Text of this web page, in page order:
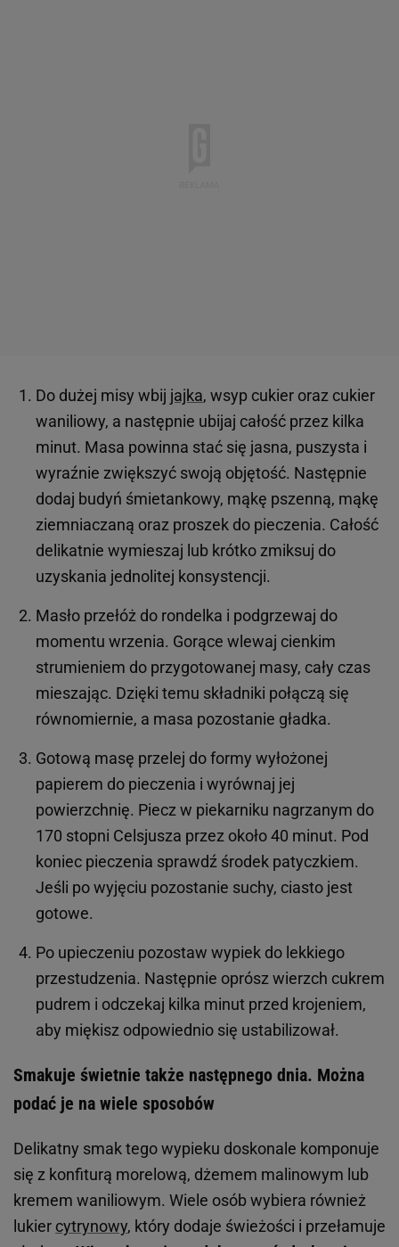
Do dużej misy wbij jajka, wsyp cukier oraz cukier
waniliowy, a następnie ubijaj całość przez kilka
minut. Masa powinna stać się jasna, puszysta i
wyraźnie zwiększyć swoją objętość. Następnie
dodaj budyń śmietankowy, mąkę pszenną, mąkę
ziemniaczaną oraz proszek do pieczenia. Całość
delikatnie wymieszaj lub krótko zmiksuj do
uzyskania jednolitej konsystencji.
Masło przełóż do rondelka i podgrzewaj do
momentu wrzenia. Gorące wlewaj cienkim
strumieniem do przygotowanej masy, cały czas
mieszając. Dzięki temu składniki połączą się
równomiernie, a masa pozostanie gładka.
Gotową masę przelej do formy wyłożonej
papierem do pieczenia i wyrównaj jej
powierzchnię. Piecz w piekarniku nagrzanym do
170 stopni Celsjusza przez około 40 minut. Pod
koniec pieczenia sprawdź środek patyczkiem.
Jeśli po wyjęciu pozostanie suchy, ciasto jest
gotowe.
Po upieczeniu pozostaw wypiek do lekkiego
przestudzenia. Następnie oprósz wierzch cukrem
pudrem i odczekaj kilka minut przed krojeniem,
aby miękisz odpowiednio się ustabilizował.
Smakuje świetnie także następnego dnia. Można
podać je na wiele sposobów
Delikatny smak tego wypieku doskonale komponuje
się z konfiturą morelową, dżemem malinowym lub
kremem waniliowym. Wiele osób wybiera również
lukier cytrynowy, który dodaje świeżości i przełamuje